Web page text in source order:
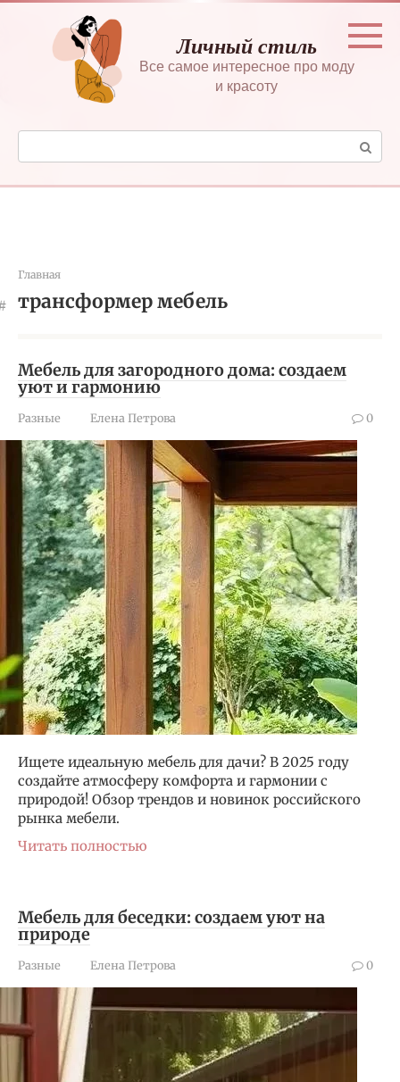
Перейти
контенту
Личный стиль
Все самое интересное про моду
и красоту
Поиск:
Главная
трансформер мебель
Мебель для загородного дома: создаем
уют и гармонию
Разные Елена Петрова 0
Ищете идеальную мебель для дачи? В 2025 году
создайте атмосферу комфорта и гармонии с
природой! Обзор трендов и новинок российского
рынка мебели.
Читать полностью
Мебель для беседки: создаем уют на
природе
Разные Елена Петрова 0